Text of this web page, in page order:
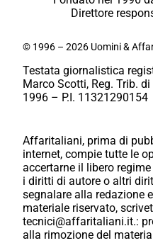
Direttore
© 1996 – 2026 Uomini &
Testata giornalistica
Marco Scotti, Reg. Trib.
1996 – P.I. 11321290154
Affaritaliani, prima di
internet, compie tutte le
accertarne il libero
i diritti di autore o altri
segnalare alla redazione
materiale riservato,
tecnici@affaritaliani.it.:
alla rimozione del